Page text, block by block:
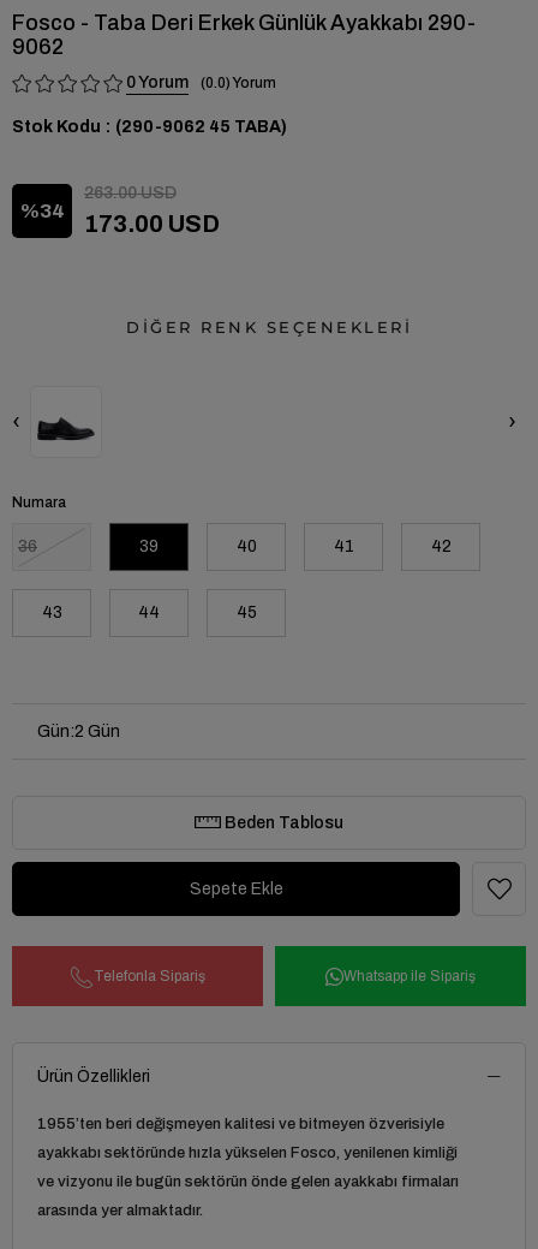
Fosco - Taba Deri Erkek Günlük Ayakkabı 290-
9062
0 0.0
Stok Kodu (290-9062 45 TABA)
34
263.00 USD
173.00 USD
DİĞER RENK SEÇENEKLERİ
‹ ›
Numara
36 39 40 41 42
43 44 45
Gün:2 Gün
Beden Tablosu
Telefonla Sipariş Whatsapp ile Sipariş
Ürün Özellikleri
1955’ten beri değişmeyen kalitesi ve bitmeyen özverisiyle
ayakkabı sektöründe hızla yükselen Fosco, yenilenen kimliği
ve vizyonu ile bugün sektörün önde gelen ayakkabı firmaları
arasında yer almaktadır.